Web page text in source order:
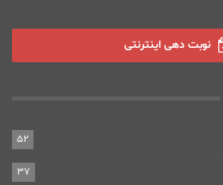
نوبت دهی اینترنتی
52
37